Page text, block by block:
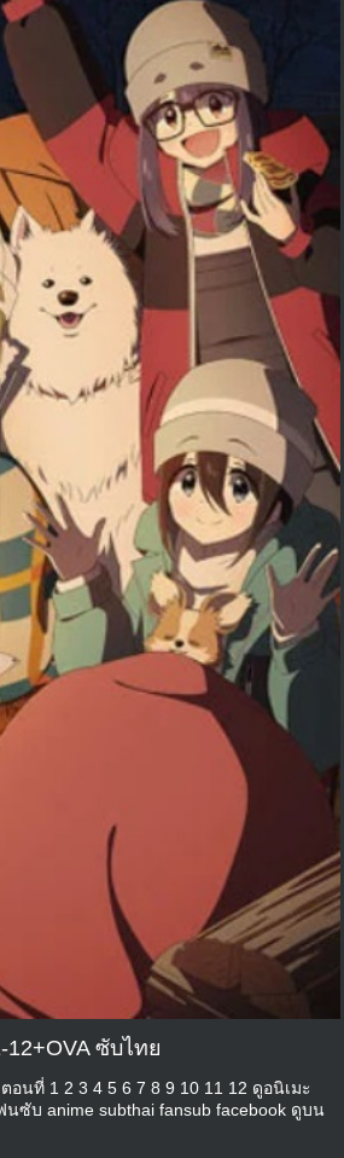
ซับไทย
อนที่ 1 2 3 4 5 6 7 8 9 10 11 12 ดูอนิเมะ
ซับ anime subthai fansub facebook ดูบน